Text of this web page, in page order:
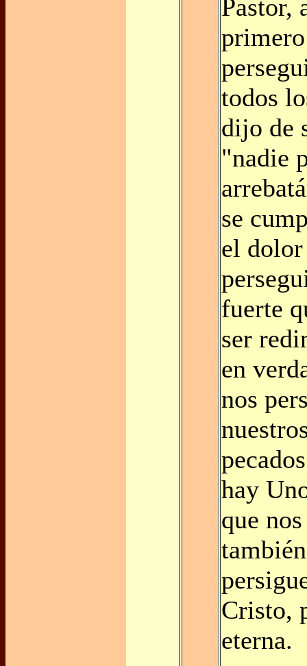
Pastor,
todos
dijo de
"nadie
se
el dolor
fuerte
ser
en
nos
hay
que
Cristo,
eterna.